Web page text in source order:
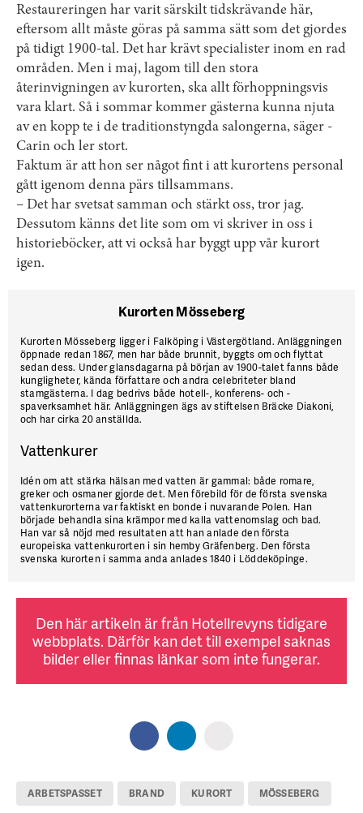
Restaureringen har varit särskilt tidskrävande här,
eftersom allt måste göras på samma sätt som det gjordes
på tidigt 1900-tal. Det har krävt specialister inom en rad
områden. Men i maj, lagom till den stora
återinvigningen av kurorten, ska allt förhoppningsvis
vara klart. Så i sommar kommer gästerna kunna njuta
av en kopp te i de traditionstyngda salongerna, säger ­
Carin och ler stort.
Faktum är att hon ser något fint i att kurortens personal
gått ­igenom denna pärs tillsammans.
– Det har svetsat samman och stärkt oss, tror jag.
Dessutom känns det lite som om vi skriver in oss i
historieböcker, att vi också har byggt upp vår kurort
igen.
Kurorten Mösseberg
Kurorten Mösseberg ligger i Falköping i Västergötland. Anläggningen
öppnade redan 1867, men har både brunnit, byggts om och flyttat
sedan dess. Under glansdagarna på början av 1900-talet fanns både
kungligheter, kända författare och andra celebriteter bland
stamgästerna. I dag bedrivs både hotell-, konferens- och ­
spaverksamhet här. Anläggningen ägs av stiftelsen Bräcke Diakoni,
och har cirka 20 anställda.
Vattenkurer
Idén om att stärka hälsan med vatten är gammal: både romare,
greker och osmaner gjorde det. Men förebild för de första svenska
vattenkurorterna var faktiskt en bonde i nuvarande Polen. Han
började behandla sina krämpor med kalla vattenomslag och bad.
Han var så nöjd med resultaten att han anlade den första
europeiska vattenkurorten i sin hemby Gräfenberg. Den första
svenska kurorten i samma anda anlades 1840 i Löddeköpinge.
Den här artikeln är från Hotellrevyns tidigare
webbplats. Därför kan det till exempel saknas
bilder eller finnas länkar som inte fungerar.
ARBETSPASSET BRAND KURORT MÖSSEBERG